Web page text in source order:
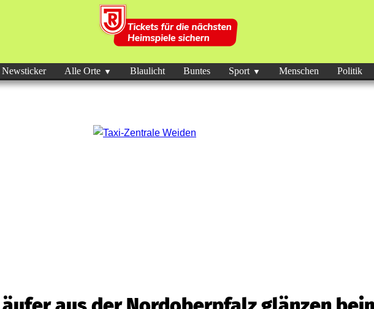
Newsticker Alle Orte Blaulicht Buntes Sport Menschen Politik